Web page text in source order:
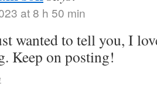
at 8 h 50 min
wanted to tell you, I
Keep on posting!